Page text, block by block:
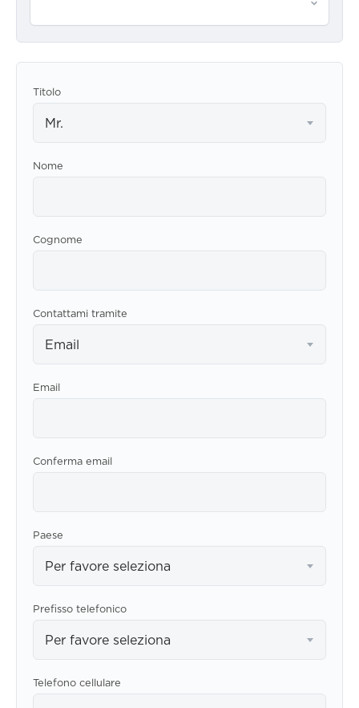
Titolo
Mr.
Nome
Cognome
Contattami tramite
Email
Email
Conferma email
Paese
Per favore seleziona
Prefisso telefonico
Per favore seleziona
Telefono cellulare